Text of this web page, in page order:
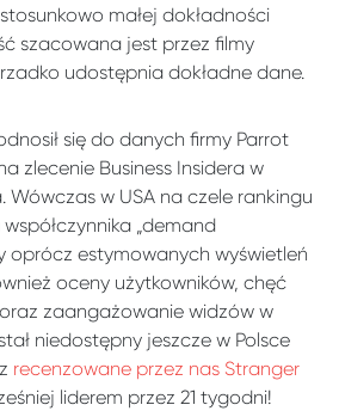
małej dokładności
szacowana jest przez filmy
udostępnia dokładne dane.
się do danych firmy Parrot
zlecenie Business Insidera w
Wówczas w USA na czele rankingu
„demand
oprócz estymowanych wyświetleń
oceny użytkowników, chęć
zaangażowanie widzów w
niedostępny jeszcze w Polsce
recenzowane przez nas Stranger
liderem przez 21 tygodni!